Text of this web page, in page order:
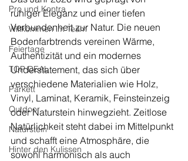
Pro und Kontra
Willkommen im Team
Feiertage
TOP DEAL
Parkett
Outdoor
Naturstein
Hinter den Kulissen
ruhiger Eleganz und einer tiefen
Verbundenheit zur Natur. Die neuen
Bodenfarbtrends vereinen Wärme,
Authentizität und ein modernes
Understatement, das sich über
verschiedene Materialien wie Holz,
Vinyl, Laminat, Keramik, Feinsteinzeig
oder Naturstein hinwegzieht. Zeitlose
Natürlichkeit steht dabei im Mittelpunkt
und schafft eine Atmosphäre, die
sowohl harmonisch als auch